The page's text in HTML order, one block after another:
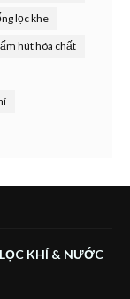
lọc khe
hút hóa chất
KHÍ & NƯỚC